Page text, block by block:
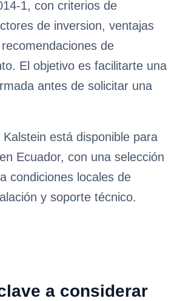
1, con criterios de
de inversion, ventajas
de
El objetivo es facilitarte una
antes de solicitar una
está disponible para
Ecuador, con una selección
condiciones locales de
y soporte técnico.
a considerar